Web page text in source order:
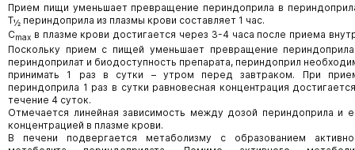
Прием пищи уменьшает превращение периндоприла в
Т½ периндоприла из плазмы крови составляет 1 час.
Cmax в плазме крови достигается через 3-4 часа после приема
Поскольку прием с пищей уменьшает превращение
периндоприлат и биодоступность препарата, периндоприл
принимать 1 раз в сутки – утром перед завтраком. При
периндоприла 1 раз в сутки равновесная концентрация
течение 4 суток.
Отмечается линейная зависимость между дозой периндоприла и
концентрацией в плазме крови.
В печени подвергается метаболизму с образованием